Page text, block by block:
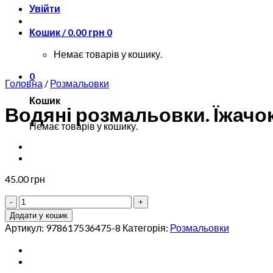
Увійти
Кошик /0.00 грн 0
Немає товарів у кошику.
0
Кошик
Немає товарів у кошику.
Головна / Розмальовки
Водяні розмальовки.
45.00грн
Водяні
розмальовки.
Їжачок
кількість
Додати у кошик
Артикул: 978617536475-8 Категорія: Розмальовки